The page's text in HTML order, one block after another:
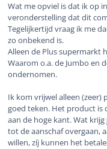
Wat me opviel is dat ik op
veronderstelling dat dit
Tegelijkertijd vraag ik me
zo onbekend is.
Alleen de Plus supermarkt
Waarom o.a. de Jumbo en
ondernomen.
Ik kom vrijwel alleen (zeer)
goed teken. Het product is
aan de hoge kant. Wat
tot de aanschaf overgaan,
willen, zíj kunnen het